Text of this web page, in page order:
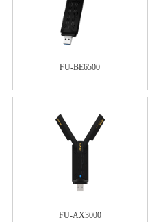
FU-BE6500
FU-AX3000